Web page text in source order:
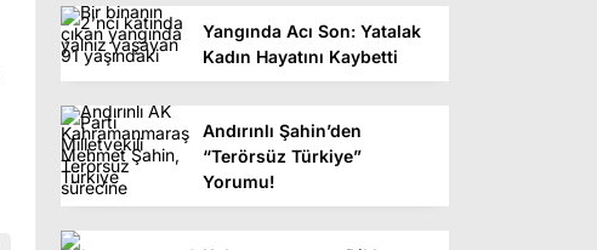
Yangında Acı Son: Yatalak
Kadın Hayatını Kaybetti
Andırınlı Şahin’den
“Terörsüz Türkiye”
Yorumu!